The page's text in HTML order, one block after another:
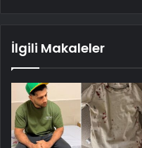
İlgili Makaleler